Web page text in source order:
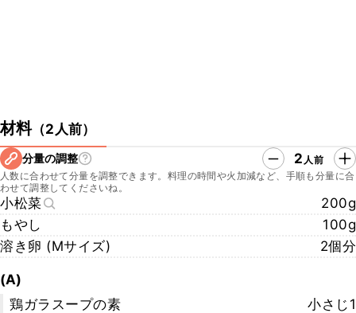
材料（2人前）
分量の調整 2 人前
人数に合わせて分量を調整できます。料理の時間や火加減など、手順も分量に合
わせて調整してくださいね。
小松菜
200g
もやし
100g
溶き卵 (Mサイズ)
2個分
(A)
鶏ガラスープの素
小さじ1